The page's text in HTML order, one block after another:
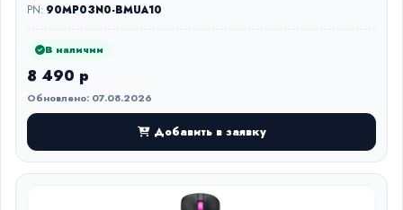
PN: 90MP03N0-BMUA10
В наличии
8 490 р
Обновлено: 07.08.2026
Добавить в заявку